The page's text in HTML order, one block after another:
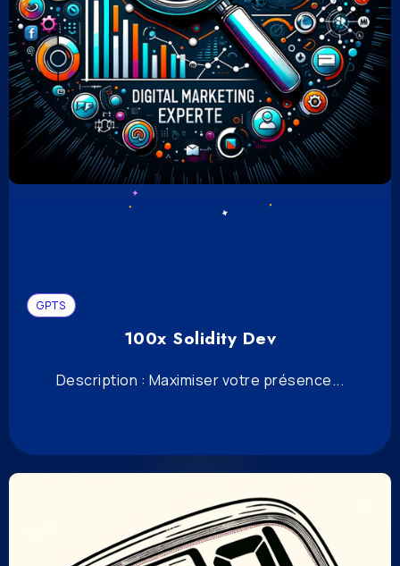
GPTS
100x Solidity Dev
Description : Maximiser votre présence...